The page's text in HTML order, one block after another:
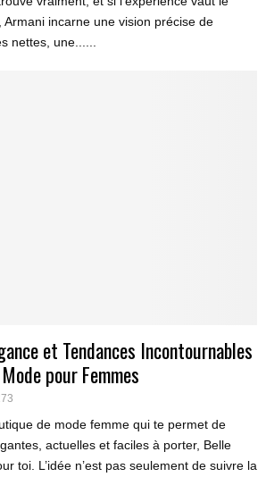
incarne une vision précise de
nettes, une......
et Tendances Incontournables
pour Femmes
de mode femme qui te permet de
actuelles et faciles à porter, Belle
toi. L’idée n’est pas seulement de suivre la